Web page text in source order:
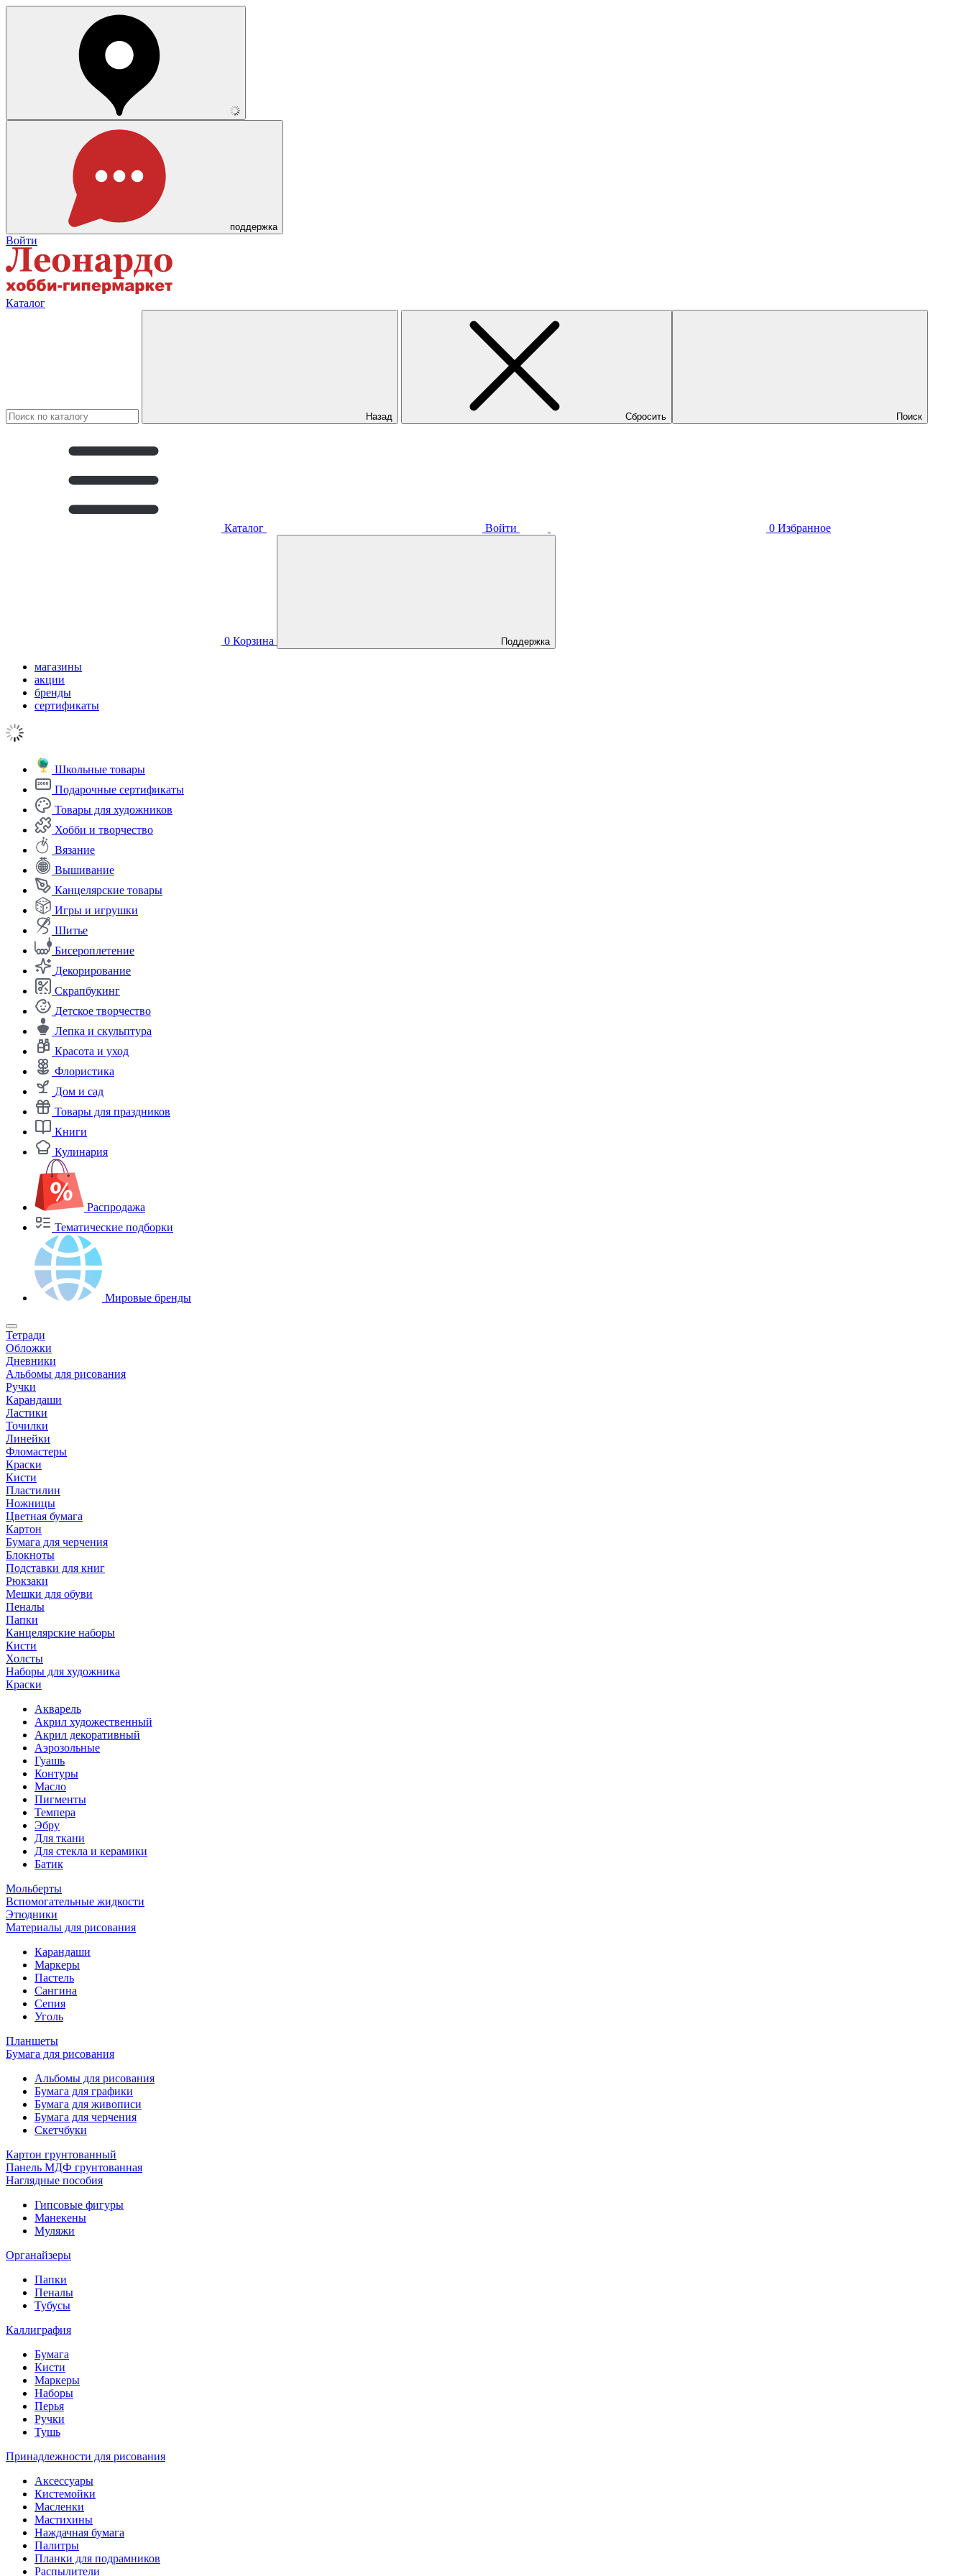
поддержка
Войти
Каталог
Назад Сбросить Поиск
Каталог Войти 0 Избранное
0 Корзина Поддержка
магазины
акции
бренды
сертификаты
Школьные товары
Подарочные сертификаты
Товары для художников
Хобби и творчество
Вязание
Вышивание
Канцелярские товары
Игры и игрушки
Шитье
Бисероплетение
Декорирование
Скрапбукинг
Детское творчество
Лепка и скульптура
Красота и уход
Флористика
Дом и сад
Товары для праздников
Книги
Кулинария
Распродажа
Тематические подборки
Мировые бренды
Тетради
Обложки
Дневники
Альбомы для рисования
Ручки
Карандаши
Ластики
Точилки
Линейки
Фломастеры
Краски
Кисти
Пластилин
Ножницы
Цветная бумага
Картон
Бумага для черчения
Блокноты
Подставки для книг
Рюкзаки
Мешки для обуви
Пеналы
Папки
Канцелярские наборы
Кисти
Холсты
Наборы для художника
Краски
Акварель
Акрил художественный
Акрил декоративный
Аэрозольные
Гуашь
Контуры
Масло
Пигменты
Темпера
Эбру
Для ткани
Для стекла и керамики
Батик
Мольберты
Вспомогательные жидкости
Этюдники
Материалы для рисования
Карандаши
Маркеры
Пастель
Сангина
Сепия
Уголь
Планшеты
Бумага для рисования
Альбомы для рисования
Бумага для графики
Бумага для живописи
Бумага для черчения
Скетчбуки
Картон грунтованный
Панель МДФ грунтованная
Наглядные пособия
Гипсовые фигуры
Манекены
Муляжи
Органайзеры
Папки
Пеналы
Тубусы
Каллиграфия
Бумага
Кисти
Маркеры
Наборы
Перья
Ручки
Тушь
Принадлежности для рисования
Аксессуары
Кистемойки
Масленки
Мастихины
Наждачная бумага
Палитры
Планки для подрамников
Распылители